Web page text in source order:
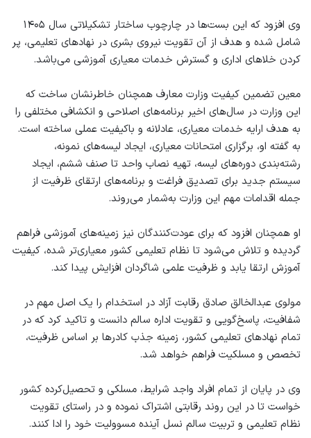
وی افزود که این بست‌ها در چارچوب ساختار تشکیلاتی سال ۱۴۰۵
شامل شده و هدف از آن تقویت نیروی بشری در نهادهای تعلیمی، پر
کردن خلاهای اداری و گسترش خدمات معیاری آموزشی می‌باشد.
معین تضمین کیفیت وزارت معارف همچنان خاطرنشان ساخت که
این وزارت در سال‌های اخیر برنامه‌های اصلاحی و انکشافی مختلفی را
به هدف ارایه خدمات معیاری، عادلانه و باکیفیت عملی ساخته است.
به گفته او، برگزاری امتحانات معیاری، ایجاد لیسه‌های نمونه،
رشته‌بندی دوره‌های لیسه، تهیه نصاب واحد تا صنف ششم، ایجاد
سیستم جدید برای تصدیق فراغت و برنامه‌های ارتقای ظرفیت از
جمله اقدامات مهم این وزارت به‌شمار می‌روند.
او همچنان افزود که برای عودت‌کنندگان نیز زمینه‌های آموزشی فراهم
گردیده و تلاش می‌شود تا نظام تعلیمی کشور معیاری‌تر شده، کیفیت
آموزش ارتقا یابد و ظرفیت علمی شاگردان افزایش پیدا کند.
مولوی عبدالخالق صادق رقابت آزاد در استخدام را یک اصل مهم در
شفافیت، پاسخ‌گویی و تقویت اداره سالم دانست و تاکید کرد که در
تمام نهادهای تعلیمی کشور، زمینه جذب کادرها بر اساس ظرفیت،
تخصص و مسلکیت فراهم خواهد شد.
وی در پایان از تمام افراد واجد شرایط، مسلکی و تحصیل‌کرده کشور
خواست تا در این روند رقابتی اشتراک نموده و در راستای تقویت
نظام تعلیمی و تربیت سالم نسل آینده مسوولیت خود را ادا کنند.